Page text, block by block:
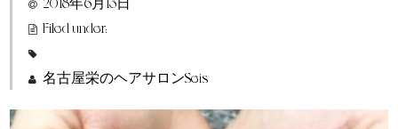
特定商取引法に基づく表示
Filed under:
名古屋栄のヘアサロンSeis